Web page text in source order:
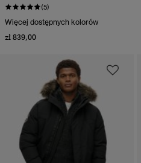
(5)
Więcej dostępnych kolorów
zł 839,00